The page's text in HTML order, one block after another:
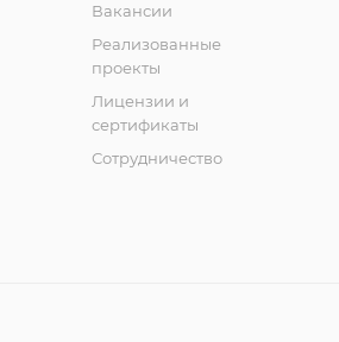
Вакансии
Реализованные
проекты
Лицензии и
сертификаты
Сотрудничество